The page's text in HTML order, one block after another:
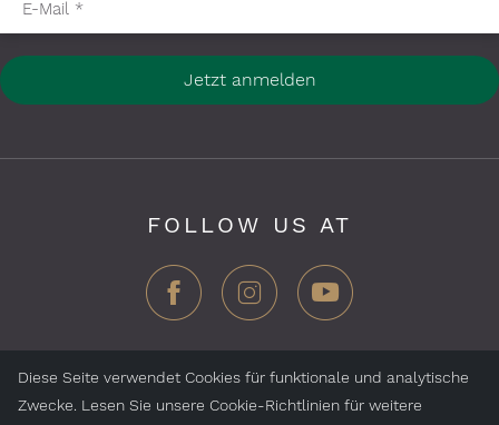
E-Mail *
Jetzt anmelden
FOLLOW US AT
Diese Seite verwendet Cookies für funktionale und analytische
Zwecke. Lesen Sie unsere Cookie-Richtlinien für weitere